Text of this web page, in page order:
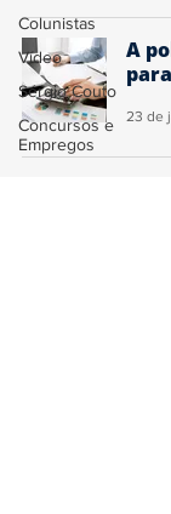
Colunistas
Vídeo
Sérgio Couto
Concursos e
Empregos
A
23 de